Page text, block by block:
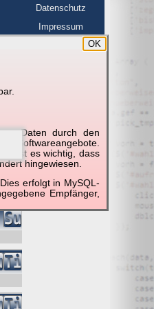
OK
Daten durch den
Softwareangebote.
ist es wichtig, dass
hingewiesen.
erfolgt in MySQL-
Empfänger,
Da durch neue
wir Ihnen, sich die
Datenschutz
Impressum